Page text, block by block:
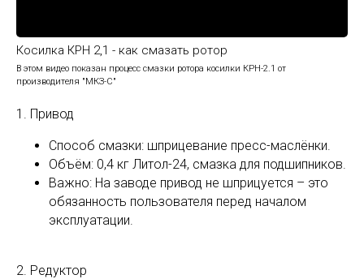
Косилка КРН 2,1 - как смазать ротор
В этом видео показан процесс смазки ротора косилки КРН-2.1 от
производителя "МКЗ-С"
1. Привод
Способ смазки: шприцевание пресс-маслёнки.
Объём: 0,4 кг Литол-24, смазка для подшипников.
Важно: На заводе привод не шприцуется – это
обязанность пользователя перед началом
эксплуатации.
2. Редуктор